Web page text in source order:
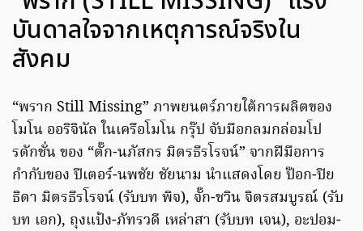
บันดาลใจจากเหตุการณ์จริงใน
สังคม
“พราก Still Missing” ภาพยนตร์ภายใต้การผลิตของ
โมโน ออริจินัล ในเครือโมโน กรุ๊ป จับมือกลมกล่อมโป
รดักชั่น ของ “ตั๊ก-นภัสกร มิตรธีรโรจน์” จากฝีมือการ
กำกับของ ปีเตอร์-นพชัย ชัยนาม นำแสดงโดย ป๊อก-ปิย
ธิดา มิตรธีรโรจน์ (รับบท พิจ), จั๊ก-ชวิน จิตรสมบูรณ์ (รับ
บท เอก), ถุงแป้ง-ภัทรวดี เหล่าสา (รับบท เจน), อะปอม-